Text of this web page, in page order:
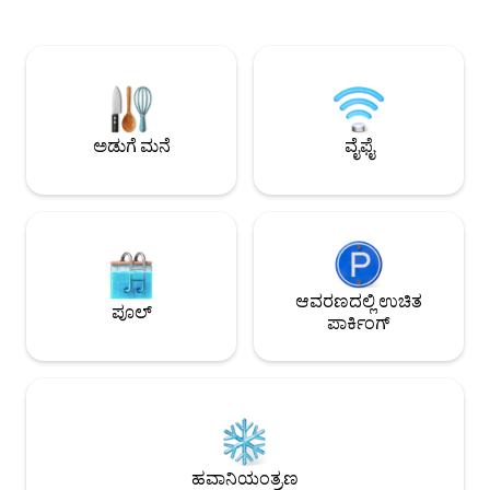
ಮುಖ ಮತ್ತು ಕಡಲತೀರದ ಟವೆಲ್‌ಗಳನ್ನು ಸಹ
ಹೊಂದಿದ್ದೇವೆ ಪ್ರಯಾ ಗ್ರಾಂಡೆ ಡೆ ಪರಾಟಿಯ ಕಡೆ
ಮುಖಮಾಡಿರುವ ಆಕರ್ಷಕ ಬಾಲ್ಕನಿ ನಿಮ್ಮ
ವಿಲೇವಾರಿಯಲ್ಲಿ ಸಂಪೂರ್ಣವಾಗಿ ಸುಸಜ್ಜಿತ
ಬಾತ್‌ರೂಮ್ ನಿಮ್ಮ
ಇದಲ್ಲದೆ, ಮನೆಯು
ಹೊಂದಿದೆ. ಈ ವಿಶಿಷ್ಟ
ಅಡುಗೆ ಮನೆ ವೈಫೈ
ಪೂಲ್
ಆವರಣದಲ್ಲಿ ಉಚಿತ
ಪಾರ್ಕಿಂಗ್
ಹವಾನಿಯಂತ್ರಣ